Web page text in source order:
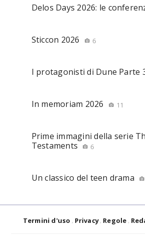
Delos Days 2026: le
Sticcon 2026 6
I protagonisti di Dune Parte
In memoriam 2026 11
Prime immagini della serie
Testaments
6
Un classico del teen drama
Termini d'uso Privacy Regole